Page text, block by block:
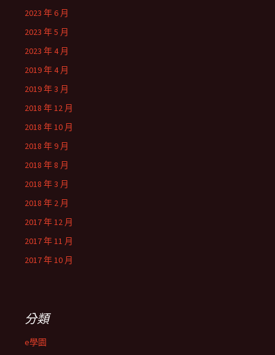
2023 年 6 月
2023 年 5 月
2023 年 4 月
2019 年 4 月
2019 年 3 月
2018 年 12 月
2018 年 10 月
2018 年 9 月
2018 年 8 月
2018 年 3 月
2018 年 2 月
2017 年 12 月
2017 年 11 月
2017 年 10 月
分類
e學園